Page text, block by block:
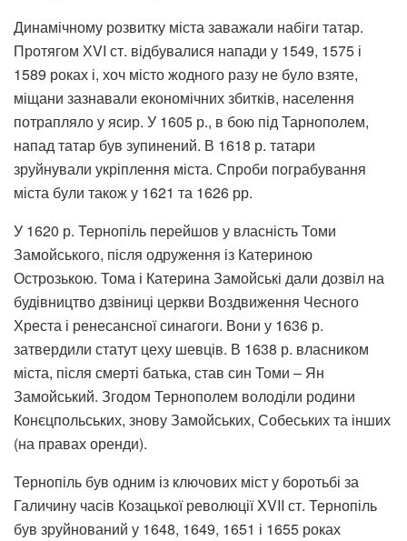
Динамічному розвитку міста заважали набіги татар.
Протягом ХVI ст. відбувалися напади у 1549, 1575 і
1589 роках і, хоч місто жодного разу не було взяте,
міщани зазнавали економічних збитків, населення
потрапляло у ясир. У 1605 р., в бою під Тарнополем,
напад татар був зупинений. В 1618 р. татари
зруйнували укріплення міста. Спроби пограбування
міста були також у 1621 та 1626 рр.
У 1620 р. Тернопіль перейшов у власність Томи
Замойського, після одруження із Катериною
Острозькою. Тома і Катерина Замойські дали дозвіл на
будівництво дзвіниці церкви Воздвиження Чесного
Хреста і ренесансної синагоги. Вони у 1636 р.
затвердили статут цеху шевців. В 1638 р. власником
міста, після смерті батька, став син Томи – Ян
Замойський. Згодом Тернополем володіли родини
Конєцпольських, знову Замойських, Собеських та інших
(на правах оренди).
Тернопіль був одним із ключових міст у боротьбі за
Галичину часів Козацької революції XVII ст. Тернопіль
був зруйнований у 1648, 1649, 1651 і 1655 роках